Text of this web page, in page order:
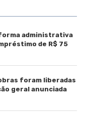
administrativa
de R$ 75
foram liberadas
geral anunciada